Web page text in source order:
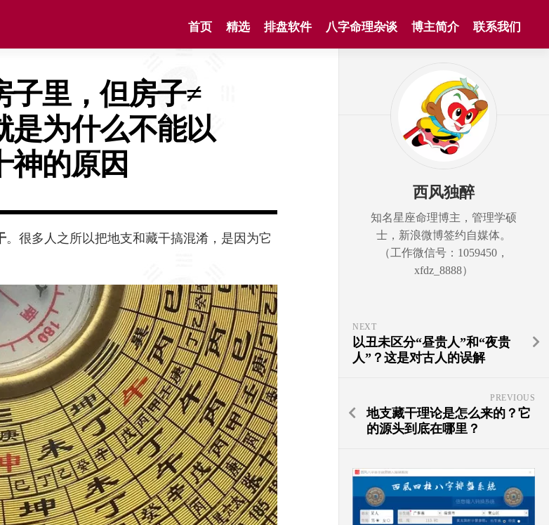
首页 精选 排盘软件 八字命理杂谈 博主简介 联系我们
子里，但房子≠
是为什么不能以
神的原因
。很多人之所以把地支和藏干搞混淆，是因为它
西风独醉
知名星座命理博主，管理学硕
士，新浪微博签约自媒体。
（工作微信号：1059450，
xfdz_8888）
NEXT
以丑未区分“昼贵人”和“夜贵
人”？这是对古人的误解
PREVIOUS
地支藏干理论是怎么来的？它
的源头到底在哪里？